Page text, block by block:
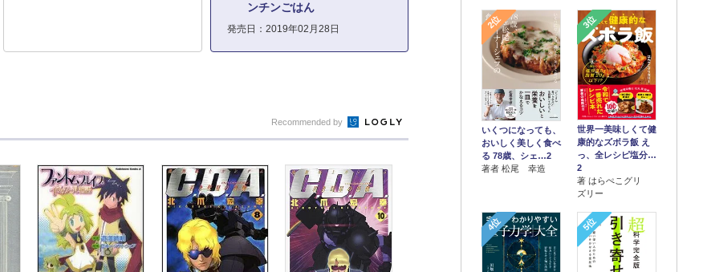
ンチンごはん
発売日：2019年02月28日 2位
いくつになっても、
おいしく美しく食べ
る 78歳、シェ…2
著者 松尾 幸造
3位
世界一美味しくて健
康的なズボラ飯 え
っ、全レシピ塩分…
2
著 はらぺこグリ
ズリー
4位 5位
Recommended by